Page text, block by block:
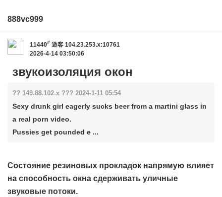
888vc999
11440# 遊客 104.23.253.x:10761
2026-4-14 03:50:06
звукоизоляция окон
?? 149.88.102.x ??? 2024-1-11 05:54
Sexy drunk girl eagerly sucks beer from a martini glass in
a real porn video.
Pussies get pounded e ...
Состояние резиновых прокладок напрямую влияет
на способность окна сдерживать уличные
звуковые потоки.